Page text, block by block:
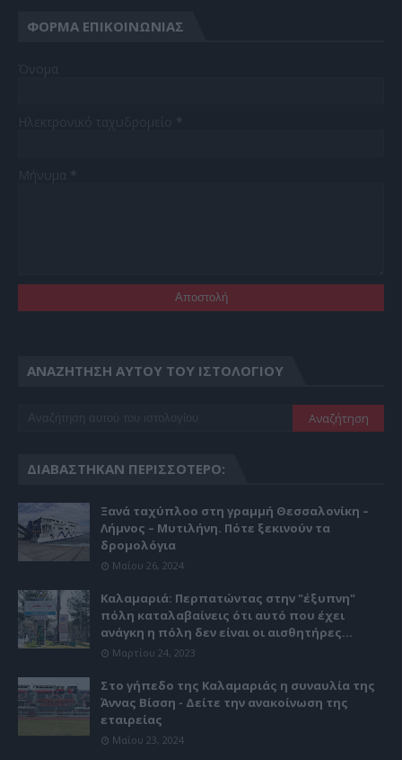
ΦΌΡΜΑ ΕΠΙΚΟΙΝΩΝΊΑΣ
ΑΝΑΖΉΤΗΣΗ ΑΥΤΟΎ ΤΟΥ ΙΣΤΟΛΟΓΊΟΥ
ΔΙΑΒΆΣΤΗΚΑΝ ΠΕΡΙΣΣΌΤΕΡΟ:
Ξανά ταχύπλοο στη γραμμή Θεσσαλονίκη –
Λήμνος – Μυτιλήνη. Πότε ξεκινούν τα
δρομολόγια
Μαΐου 26, 2024
Καλαμαριά: Περπατώντας στην "έξυπνη"
πόλη καταλαβαίνεις ότι αυτό που έχει
ανάγκη η πόλη δεν είναι οι αισθητήρες...
Μαρτίου 24, 2023
Στο γήπεδο της Καλαμαριάς η συναυλία της
Άννας Βίσση - Δείτε την ανακοίνωση της
εταιρείας
Μαΐου 23, 2024